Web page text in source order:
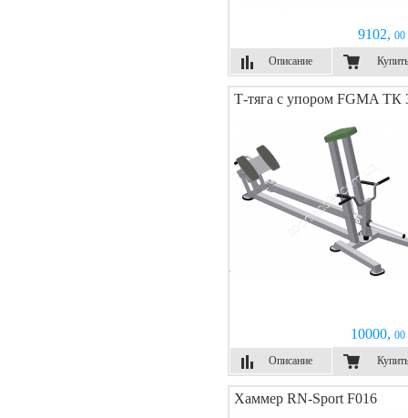
9102, 00
Описание
Купить
Т-тяга с упором FGMA ТК
10000, 00
Описание
Купить
Хаммер RN-Sport F016